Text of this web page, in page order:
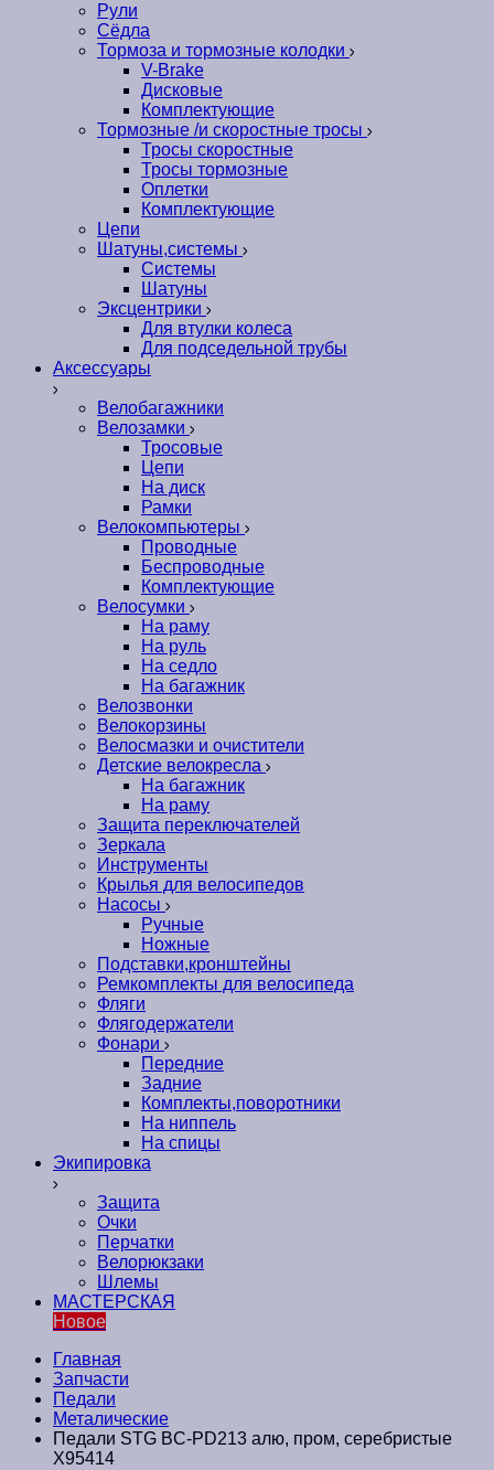
Рули
Сёдла
Тормоза и тормозные колодки
V-Brake
Дисковые
Комплектующие
Тормозные /и скоростные тросы
Тросы скоростные
Тросы тормозные
Оплетки
Комплектующие
Цепи
Шатуны,системы
Системы
Шатуны
Эксцентрики
Для втулки колеса
Для подседельной трубы
Аксессуары
Велобагажники
Велозамки
Тросовые
Цепи
На диск
Рамки
Велокомпьютеры
Проводные
Беспроводные
Комплектующие
Велосумки
На раму
На руль
На седло
На багажник
Велозвонки
Велокорзины
Велосмазки и очистители
Детские велокресла
На багажник
На раму
Защита переключателей
Зеркала
Инструменты
Крылья для велосипедов
Насосы
Ручные
Ножные
Подставки,кронштейны
Ремкомплекты для велосипеда
Фляги
Флягодержатели
Фонари
Передние
Задние
Комплекты,поворотники
На ниппель
На спицы
Экипировка
Защита
Очки
Перчатки
Велорюкзаки
Шлемы
МАСТЕРСКАЯ
Новое
Главная
Запчасти
Педали
Металические
Педали STG BC-PD213 алю, пром, серебристые
Х95414